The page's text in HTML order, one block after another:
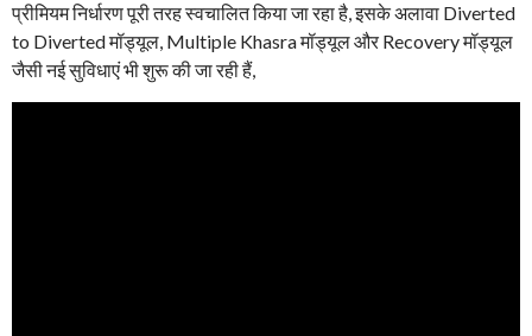
प्रीमियम निर्धारण पूरी तरह स्वचालित किया जा रहा है, इसके अलावा Diverted
to Diverted मॉड्यूल, Multiple Khasra मॉड्यूल और Recovery मॉड्यूल
जैसी नई सुविधाएं भी शुरू की जा रही हैं,